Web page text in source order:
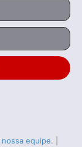
nossa equipe.